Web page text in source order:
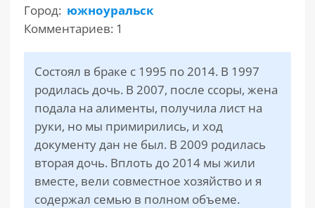
САЙТА
Город: южноуральск
Комментариев: 1
Состоял в браке с 1995 по 2014. В 1997
родилась дочь. В 2007, после ссоры, жена
подала на алименты, получила лист на
руки, но мы примирились, и ход
документу дан не был. В 2009 родилась
вторая дочь. Вплоть до 2014 мы жили
вместе, вели совместное хозяйство и я
содержал семью в полном объеме.